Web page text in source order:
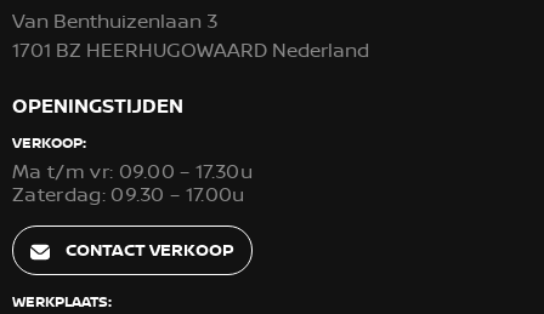
Van Benthuizenlaan 3
1701 BZ HEERHUGOWAARD Nederland
OPENINGSTIJDEN
VERKOOP:
Ma t/m vr: 09.00 – 17.30u
Zaterdag: 09.30 – 17.00u
CONTACT VERKOOP
WERKPLAATS: